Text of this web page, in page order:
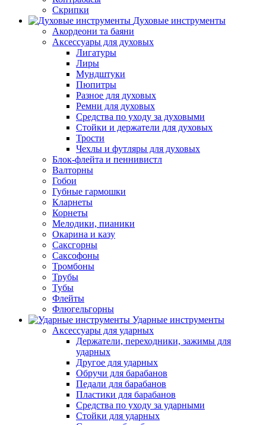
Скрипки
Духовые инструменты
Акордеони та баяни
Аксессуары для духовых
Лигатуры
Лиры
Мундштуки
Пюпитры
Разное для духовых
Ремни для духовых
Средства по уходу за духовыми
Стойки и держатели для духовых
Трости
Чехлы и футляры для духовых
Блок-флейта и пеннивистл
Валторны
Гобои
Губные гармошки
Кларнеты
Корнеты
Мелодики, пианики
Окарина и казу
Саксгорны
Саксофоны
Тромбоны
Трубы
Тубы
Флейты
Флюгельгорны
Ударные инструменты
Аксессуары для ударных
Держатели, переходники, зажимы для
ударных
Другое для ударных
Обручи для барабанов
Педали для барабанов
Пластики для барабанов
Средства по уходу за ударными
Стойки для ударных